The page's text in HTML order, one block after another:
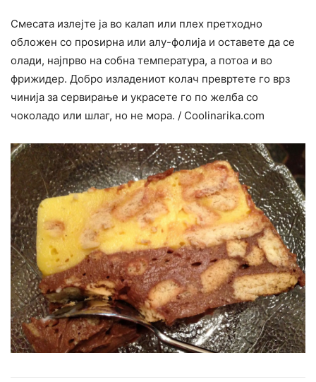
Смесата излејте ја во калап или плех претходно
обложен со проѕирна или алу-фолија и оставете да се
олади, најпрво на собна температура, а потоа и во
фрижидер. Добро изладениот колач превртете го врз
чинија за сервирање и украсете го по желба со
чоколадо или шлаг, но не мора. / Coolinarika.com